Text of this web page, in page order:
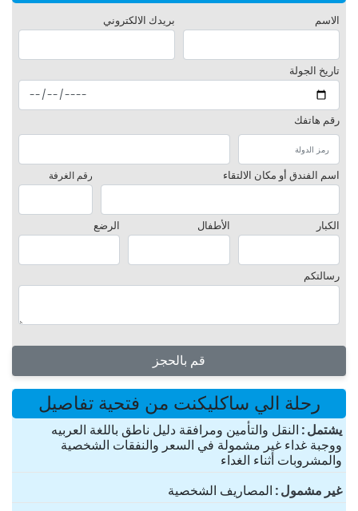
الاسم بريدك الالكتروني
تاريخ الجولة
رقم هاتفك
اسم الفندق أو مكان الالتقاء رقم الغرفة
الكبار الأطفال الرضع
رسالتكم
قم بالحجز
رحلة الي ساكليكنت من فتحية تفاصيل
یشتمل النقل والتأمين ومرافقة دليل ناطق باللغة العربيه
ووجبة غداء غير مشمولة في السعر والنفقات الشخصية
والمشروبات أثناء الغداء
غير مشمول المصاريف الشخصية